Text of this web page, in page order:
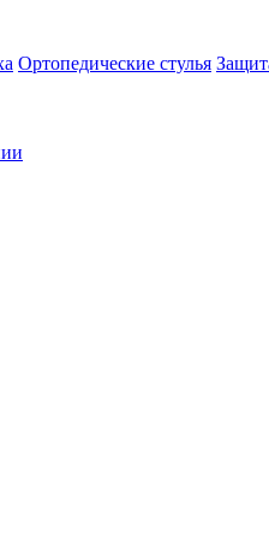
Ортопедические стулья